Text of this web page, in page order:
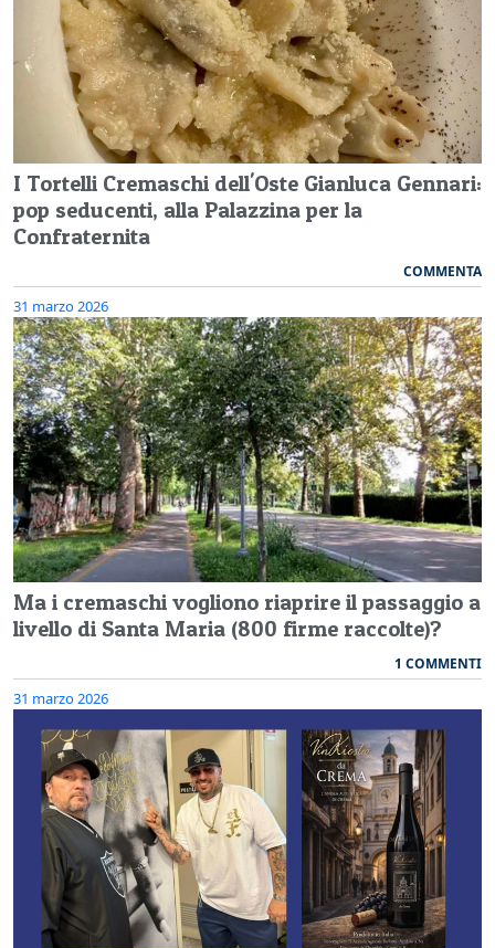
I Tortelli Cremaschi dell'Oste Gianluca Gennari:
pop seducenti, alla Palazzina per la
Confraternita
COMMENTA
31 marzo 2026
Ma i cremaschi vogliono riaprire il passaggio a
livello di Santa Maria (800 firme raccolte)?
1 COMMENTI
31 marzo 2026